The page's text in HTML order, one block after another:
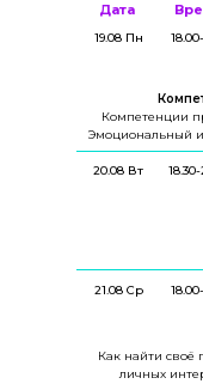
Дата
19.08 Пн
21.08 Ср
Компетенции
Эмоциональный
Как найти своё
личных
20.08 Вт